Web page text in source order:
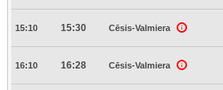
15:10 15:30 Cēsis-Valmiera
16:10 16:28 Cēsis-Valmiera